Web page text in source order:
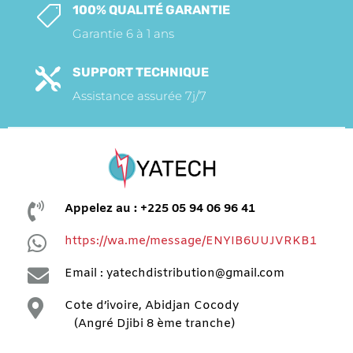

100% QUALITÉ GARANTIE
Garantie 6 à 1 ans

SUPPORT TECHNIQUE
Assistance assurée 7j/7
 Appelez au : +225 05 94 06 96 41
 https://wa.me/message/ENYIB6UUJVRKB1
 Email : yatechdistribution@gmail.com

Cote d’ivoire, Abidjan Cocody
(Angré Djibi 8 ème tranche)